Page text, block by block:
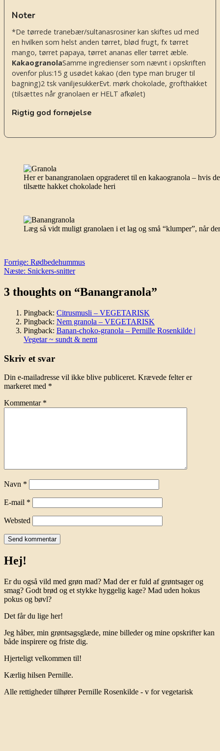
Noter
*De tørrede tranebær/sultanasrosiner kan skiftes ud med
en hvilken som helst anden tørret, blød frugt, fx tørret
mango, tørret papaya, tørret ananas eller tørret æble.
KakaogranolaSamme ingredienser som nævnt i opskriften
ovenfor plus:15 g usødet kakao (den type man bruger til
bagning)2 tsk vaniljesukkerEvt. mørk chokolade, grofthakket
(tilsættes når granolaen er HELT afkølet)
Rigtig god fornøjelse
Her er banangranolaen opgraderet til en kakaogranola – hvis
tilsætte hakket chokolade heri
Læg så vidt muligt granolaen i et lag og små “klumper”, når
Indlægsnavigation
Forrige: Rødbedehummus
Næste: Snickers-snitter
3 thoughts on “Banangranola”
Pingback: Citrusmusli – VEGETARISK
Pingback: Nem granola – VEGETARISK
Pingback: Banan-choko-granola – Pernille Rosenkilde |
Vegetar ~ sundt & nemt
Skriv et svar
Din e-mailadresse vil ikke blive publiceret. Krævede felter er
markeret med *
Kommentar *
Navn *
E-mail *
Websted
Hej!
Er du også vild med grøn mad? Mad der er fuld af grøntsager og
smag? Godt brød og et stykke hyggelig kage? Mad uden hokus
pokus og bøvl?
Det får du lige her!
Jeg håber, min grøntsagsglæde, mine billeder og mine opskrifter kan
både inspirere og friste dig.
Hjerteligt velkommen til!
Kærlig hilsen Pernille.
Alle rettigheder tilhører Pernille Rosenkilde - v for vegetarisk